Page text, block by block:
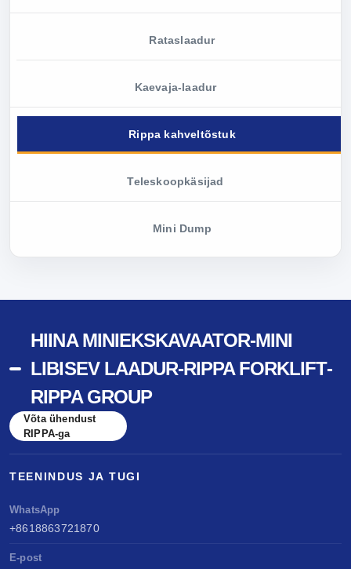
Rataslaadur
Kaevaja-laadur
Rippa kahveltõstuk
Teleskoopkäsijad
Mini Dump
HIINA MINIEKSKAVAATOR-MINI
LIBISEV LAADUR-RIPPA FORKLIFT-
RIPPA GROUP
Võta ühendust
RIPPA-ga
TEENINDUS JA TUGI
WhatsApp
+8618863721870
E-post